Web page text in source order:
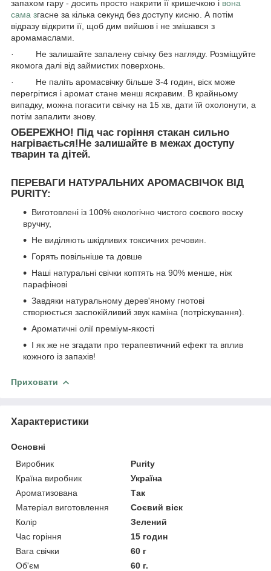
запахом гару - досить просто накрити її кришечкою і вона
сама згасне за кілька секунд без доступу кисню. А потім
відразу відкрити її, щоб дим вийшов і не змішався з
аромамаслами.
· Не залишайте запалену свічку без нагляду. Розміщуйте
якомога далі від займистих поверхонь.
· Не паліть аромасвічку більше 3-4 годин, віск може
перегрітися і аромат стане менш яскравим. В крайньому
випадку, можна погасити свічку на 15 хв, дати їй охолонути, а
потім запалити знову.
ОБЕРЕЖНО! Під час горіння стакан сильно
нагрівається!Не залишайте в межах доступу
тварин та дітей.
ПЕРЕВАГИ НАТУРАЛЬНИХ АРОМАСВІЧОК ВІД
PURITY:
Виготовлені із 100% екологічно чистого соєвого воску
вручну,
Не виділяють шкідливих токсичних речовин.
Горять повільніше та довше
Наші натуральні свічки коптять на 90% менше, ніж
парафінові
Завдяки натуральному дерев'яному гнотові
створюється заспокійливий звук каміна (потріскування).
Ароматичні олії преміум-якості
І як же не згадати про терапевтичний ефект та вплив
кожного із запахів!
Приховати
Характеристики
Основні
Виробник
Purity
Країна виробник
Україна
Ароматизована
Так
Матеріал виготовлення
Соєвий віск
Колір
Зелений
Час горіння
15 годин
Вага свічки
60 г
Об'єм
60 г.